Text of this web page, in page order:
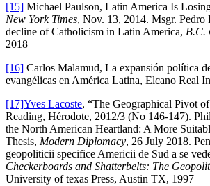
[15] Michael Paulson, Latin America Is
New York Times, Nov. 13, 2014. Msgr.
decline of Catholicism in Latin America, B.C.
2018
[16] Carlos Malamud, La expansión política
evangélicas en América Latina, Elcano Real
[17]Yves Lacoste, “The Geographical Pivot
Reading, Hérodote, 2012/3 (No 146-147).
the North American Heartland: A More
Thesis, Modern Diplomacy, 26 July 2018.
geopoliticii specifice Americii de Sud a se
Checkerboards and Shatterbelts: The
University of texas Press, Austin TX, 1997